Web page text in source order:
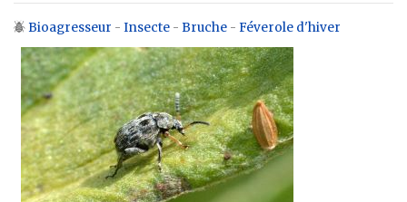
Aller à :navigation,rechercher
Bioagresseur - Insecte - Bruche - Féverole d'hiver